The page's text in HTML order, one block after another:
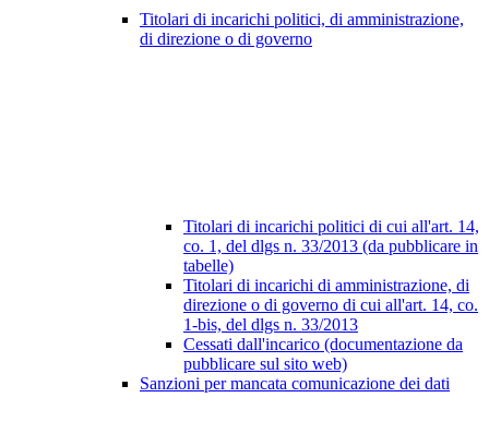
Titolari di incarichi politici, di amministrazione,
di direzione o di governo
Titolari di incarichi politici di cui all'art. 14,
co. 1, del dlgs n. 33/2013 (da pubblicare in
tabelle)
Titolari di incarichi di amministrazione, di
direzione o di governo di cui all'art. 14, co.
1-bis, del dlgs n. 33/2013
Cessati dall'incarico (documentazione da
pubblicare sul sito web)
Sanzioni per mancata comunicazione dei dati